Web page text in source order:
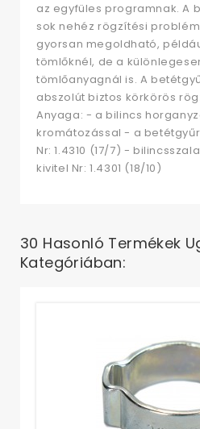
az egyfüles programnak. A
sok nehéz rögzítési
gyorsan megoldható,
tömlőknél, de a
tömlőanyagnál is. A
abszolút biztos körkörös
Anyaga: - a bilincs
kromátozással - a
Nr: 1.4310 (17/7) -
kivitel Nr: 1.4301 (18/10)
30 Hasonló Termékek
Kategóriában: